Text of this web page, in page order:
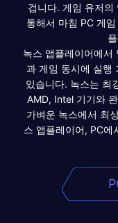
겁니다. 게임 유저의
통해서 마침 PC 게
녹스 앱플레이어에서
과 게임 동시에 실행
있습니다. 녹스는 최
AMD, Intel 기기와
가벼운 녹스에서 최
스 앱플레이어, PC에